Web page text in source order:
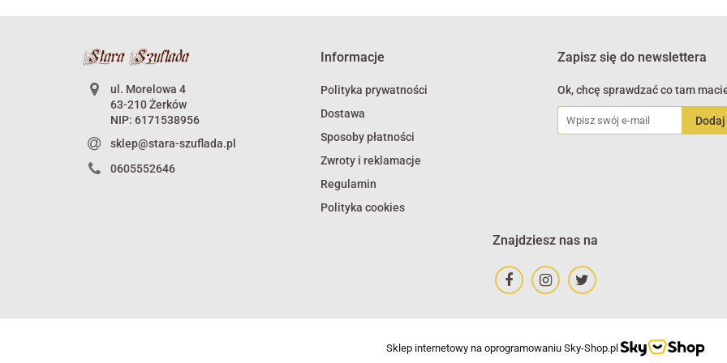
ul. Morelowa 4
63-210 Żerków
NIP: 6171538956
sklep@stara-szuflada.pl
0605552646
Informacje
Polityka prywatności
Dostawa
Sposoby płatności
Zwroty i reklamacje
Regulamin
Polityka cookies
Zapisz się do newslettera
Ok, chcę sprawdzać co tam
Znajdziesz nas na
Sklep internetowy na oprogramowaniu Sky-Shop.pl